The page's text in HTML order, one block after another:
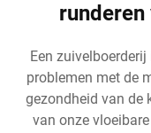
Een
problemen met de
gezondheid van de
van onze